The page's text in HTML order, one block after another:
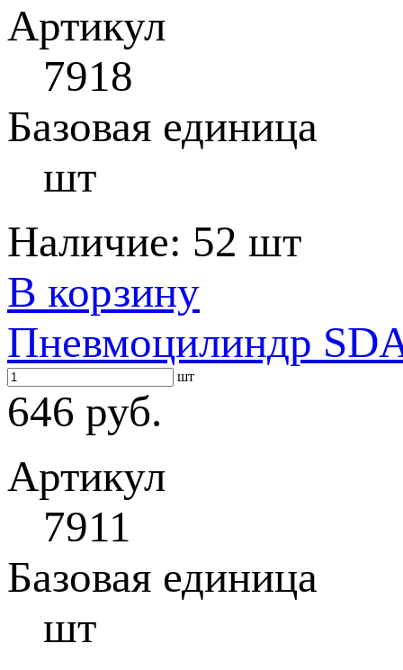
Артикул
7918
Базовая единица
шт
Наличие: 52 шт
В корзину
Пневмоцилиндр
шт
646 руб.
Артикул
7911
Базовая единица
шт